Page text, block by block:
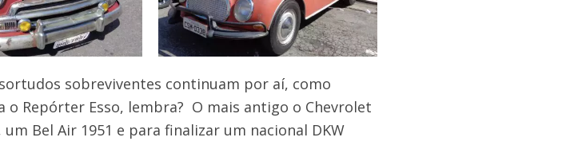
sobreviventes continuam por aí, como
o Repórter Esso, lembra? O mais antigo o Chevrolet
Bel Air 1951 e para finalizar um nacional DKW